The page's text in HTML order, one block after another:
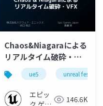
unreal fest west ’22
Chaos&Niagaraによる
リアルタイム破砕・
VFX【UNREAL FEST
WEST ’22】
ue5 unreal fest
エピッ
ク ゲー
146.6K